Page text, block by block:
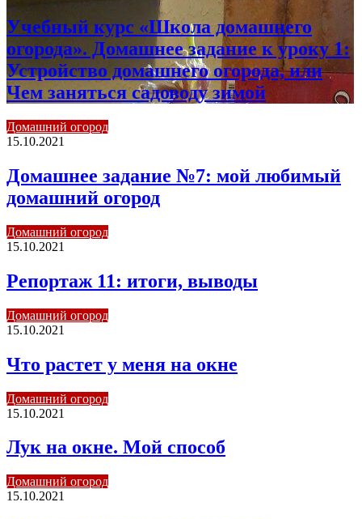
Учебный курс «Школа домашнего
огорода». Домашнее задание к уроку 1:
Устройство домашнего огорода, или
Чем заняться садоводу зимой
Домашний огород
15.10.2021
Домашнее задание №7: мой любимый
домашний огород
Домашний огород
15.10.2021
Репортаж 11: итоги, выводы
Домашний огород
15.10.2021
Что растет у меня на окне
Домашний огород
15.10.2021
Лук на окне. Мой способ
Домашний огород
15.10.2021